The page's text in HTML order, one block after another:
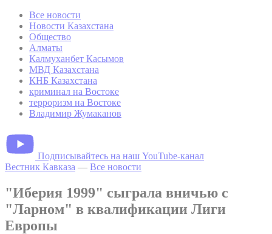
Все новости
Новости Казахстана
Общество
Алматы
Калмуханбет Касымов
МВД Казахстана
КНБ Казахстана
криминал на Востоке
терроризм на Востоке
Владимир Жумаканов
Подписывайтесь на наш YouTube-канал
Вестник Кавказа — Все новости
"Иберия 1999" сыграла вничью с
"Ларном" в квалификации Лиги
Европы